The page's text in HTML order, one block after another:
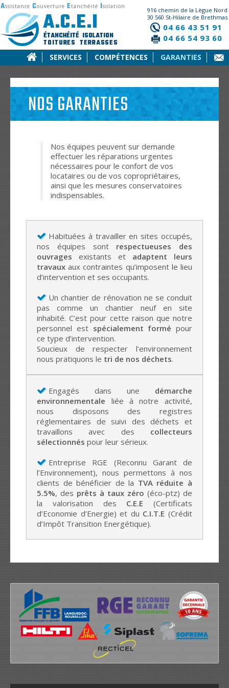
Assistance Couverture Etanchéité Isolation
A.C.E.I
ÉTANCHÉITÉ ISOLATION
TOITURES TERRASSES
916 chemin de la Lègue Nord
30 560 St-Hilaire de Brethmas
04 66 43 51 91
04 66 54 93 60
SERVICES COMPÉTENCES GARANTIES
NOS GARANTIES
Nos équipes peuvent sur demande
effectuer les réparations urgentes
nécessaires pour le confort de vos
locataires ou de vos copropriétaires,
ainsi que les mesures conservatoires
indispensables.
Habituées à travailler en sites occupés,
nos équipes sont respectueuses des
ouvrages existants et adaptent leurs
travaux aux contraintes qu’imposent le lieu
d’intervention et ses occupants.
Un chantier de rénovation ne se conduit
pas comme un chantier neuf en site
inhabité. C’est pour cette raison que notre
personnel est spécialement formé pour
ce type d’intervention.
Soucieux de respecter l’environnement
nous pratiquons le tri de nos déchets.
Engagés dans une démarche
environnementale liée à notre activité,
nous disposons des registres
réglementaires de suivi des déchets et
travaillons avec des collecteurs
sélectionnés pour leur sérieux.
Entreprise RGE (Reconnu Garant de
l’Environnement), nous permettons à nos
clients de bénéficier de la TVA réduite à
5.5%, des prêts à taux zéro (éco-ptz) de
la valorisation des C.E.E (Certificats
d’Economie d’Energie) et du C.I.T.E (Crédit
d’Impôt Transition Energétique).